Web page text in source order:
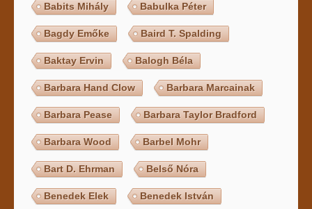
Babits Mihály Babulka Péter
Bagdy Emőke Baird T. Spalding
Baktay Ervin Balogh Béla
Barbara Hand Clow Barbara Marcainak
Barbara Pease Barbara Taylor Bradford
Barbara Wood Barbel Mohr
Bart D. Ehrman Belső Nóra
Benedek Elek Benedek István